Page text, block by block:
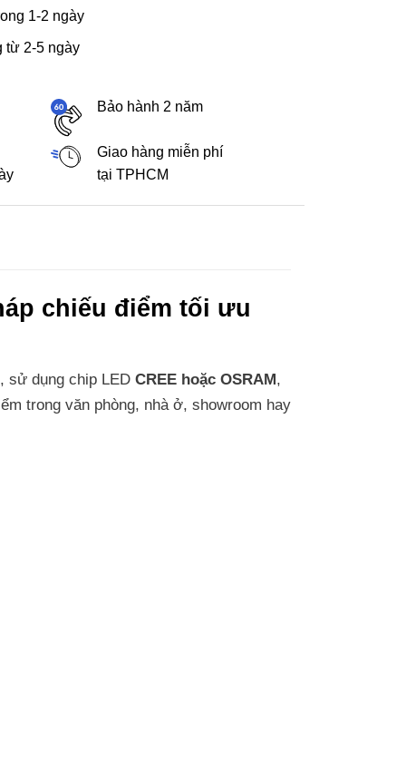
1-2 ngày
từ 2-5 ngày
Bảo hành 2 năm
Giao hàng miễn phí
tại TPHCM
chiếu điểm tối ưu
sử dụng chip LED CREE hoặc OSRAM ,
trong văn phòng, nhà ở, showroom hay